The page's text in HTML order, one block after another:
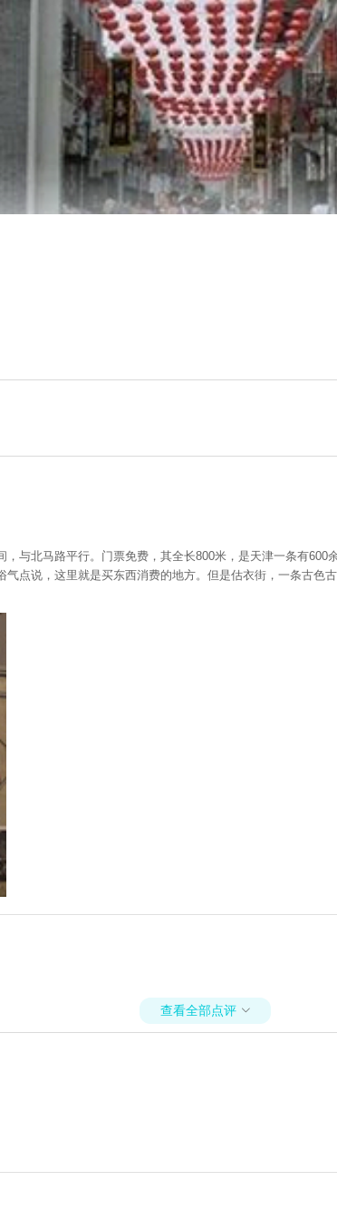
与北马路平行。门票免费，其全长800米，是天津一条有
点说，这里就是买东西消费的地方。但是估衣街，一条古色